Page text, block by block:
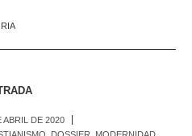
ABRIL DE 2020